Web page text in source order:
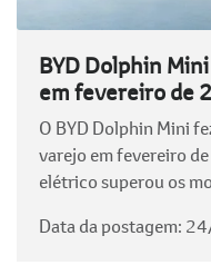
BYD Dolphin
em fevereiro de
O BYD Dolphin Mini
varejo em fevereiro
elétrico superou os
Data da postagem: